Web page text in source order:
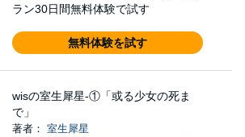
ラン30日間無料体験で試す
無料体験を試す
wisの室生犀星-①「或る少女の死ま
で」
著者： 室生犀星